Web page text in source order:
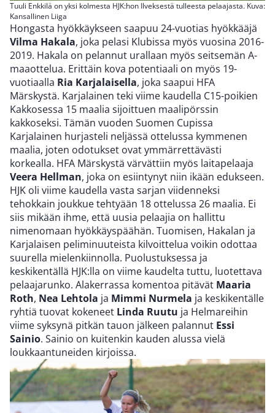
Tuuli Enkkilä on yksi kolmesta HJK:hon Ilveksestä tulleesta pelaajasta. Kuva:
Kansallinen Liiga
Hongasta hyökkäykseen saapuu 24-vuotias hyökkääjä
Vilma Hakala, joka pelasi Klubissa myös vuosina 2016-
2019. Hakala on pelannut urallaan myös seitsemän A-
maaottelua. Erittäin kova potentiaali on myös 19-
vuotiaalla Ria Karjalaisella, joka saapui HFA
Märskystä. Karjalainen teki viime kaudella C15-poikien
Kakkosessa 15 maalia sijoittuen maalipörssin
kakkoseksi. Tämän vuoden Suomen Cupissa
Karjalainen hurjasteli neljässä ottelussa kymmenen
maalia, joten odotukset ovat ymmärrettävästi
korkealla. HFA Märskystä värvättiin myös laitapelaaja
Veera Hellman, joka on esiintynyt niin ikään edukseen.
HJK oli viime kaudella vasta sarjan viidenneksi
tehokkain joukkue tehtyään 18 ottelussa 26 maalia. Ei
siis mikään ihme, että uusia pelaajia on hallittu
nimenomaan hyökkäyspäähän. Tuomisen, Hakalan ja
Karjalaisen peliminuuteista kilvoittelua voikin odottaa
suurella mielenkiinnolla. Puolustuksessa ja
keskikentällä HJK:lla on viime kaudelta tuttu, luotettava
pelaajarunko. Alakerrassa komentoa pitävät Maaria
Roth, Nea Lehtola ja Mimmi Nurmela ja keskikentälle
ryhtiä tuovat kokeneet Linda Ruutu ja Helmareihin
viime syksynä pitkän tauon jälkeen palannut Essi
Sainio. Sainio on kuitenkin kauden alussa vielä
loukkaantuneiden kirjoissa.